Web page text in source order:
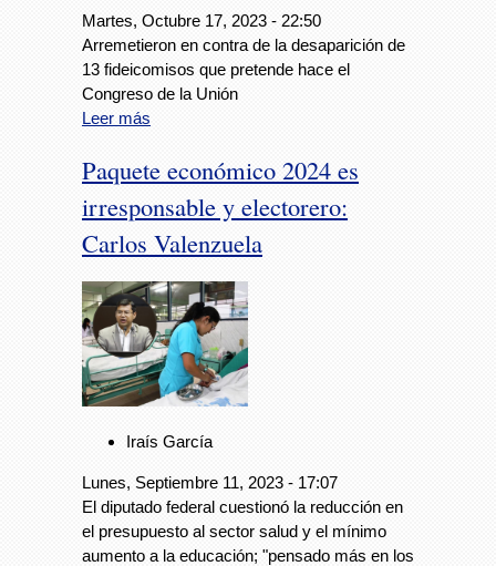
Martes, Octubre 17, 2023 - 22:50
Arremetieron en contra de la desaparición de
13 fideicomisos que pretende hace el
Congreso de la Unión
Leer más
Paquete económico 2024 es
irresponsable y electorero:
Carlos Valenzuela
Iraís García
Lunes, Septiembre 11, 2023 - 17:07
El diputado federal cuestionó la reducción en
el presupuesto al sector salud y el mínimo
aumento a la educación; "pensado más en los